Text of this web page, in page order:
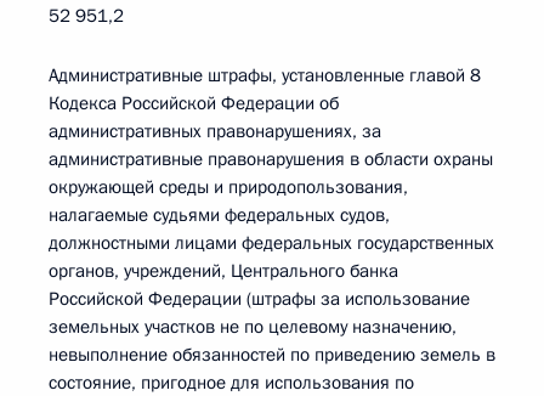
52 951,2
Административные штрафы, установленные главой 8
Кодекса Российской Федерации об
административных правонарушениях, за
административные правонарушения в области охраны
окружающей среды и природопользования,
налагаемые судьями федеральных судов,
должностными лицами федеральных государственных
органов, учреждений, Центрального банка
Российской Федерации (штрафы за использование
земельных участков не по целевому назначению,
невыполнение обязанностей по приведению земель в
состояние, пригодное для использования по